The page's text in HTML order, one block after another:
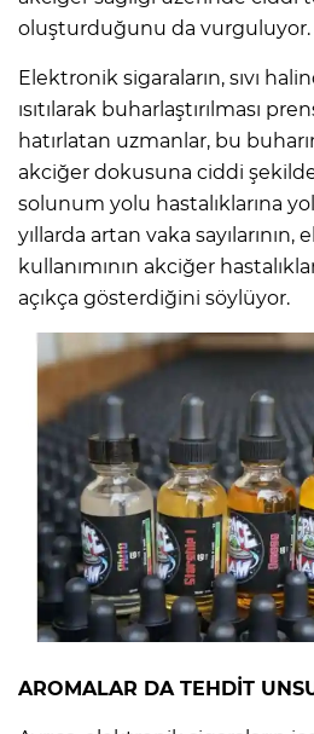
oluşturduğunu da vurguluyor.
Elektronik sigaraların, sıvı
ısıtılarak buharlaştırılması
hatırlatan uzmanlar, bu
akciğer dokusuna ciddi
solunum yolu hastalıklarına yol
yıllarda artan vaka
kullanımının akciğer
açıkça gösterdiğini söylüyor.
AROMALAR DA TEHDİT